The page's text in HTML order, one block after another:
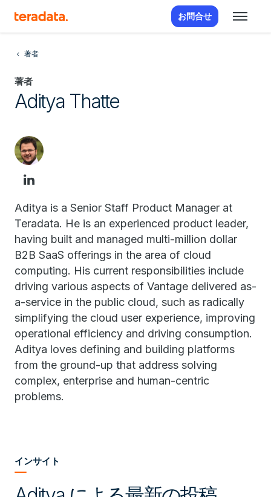
お問合せ
著者
著者
Aditya Thatte
Aditya is a Senior Staff Product Manager at
Teradata. He is an experienced product leader,
having built and managed multi-million dollar
B2B SaaS offerings in the area of cloud
computing. His current responsibilities include
driving various aspects of Vantage delivered as-
a-service in the public cloud, such as radically
simplifying the cloud user experience, improving
operational efficiency and driving consumption.
Aditya loves defining and building platforms
from the ground-up that address solving
complex, enterprise and human-centric
problems.
インサイト